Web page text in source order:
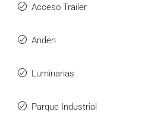
Acceso Trailer
Anden
Luminarias
Parque Industrial